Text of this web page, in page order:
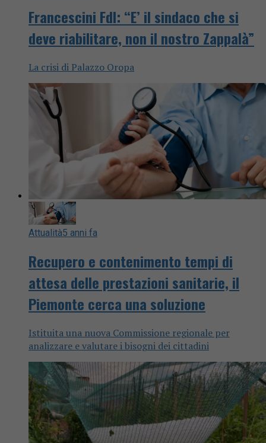
Francescini FdI: “E’ il sindaco che si
deve riabilitare, non il nostro Zappalà”
La crisi di Palazzo Oropa
Attualità5 anni fa
Recupero e contenimento tempi di
attesa delle prestazioni sanitarie, il
Piemonte cerca una soluzione
Istituita una nuova Commissione regionale per
analizzare e valutare i bisogni dei cittadini